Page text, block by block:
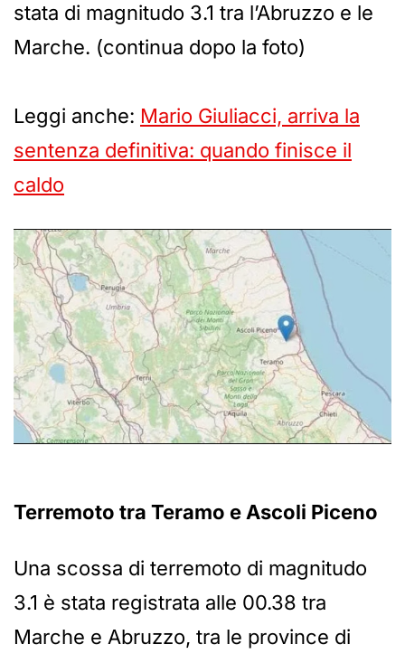
stata di magnitudo 3.1 tra l’Abruzzo e le
Marche. (continua dopo la foto)
Leggi anche: Mario Giuliacci, arriva la
sentenza definitiva: quando finisce il
caldo
Terremoto tra Teramo e Ascoli Piceno
Una scossa di terremoto di magnitudo
3.1 è stata registrata alle 00.38 tra
Marche e Abruzzo, tra le province di